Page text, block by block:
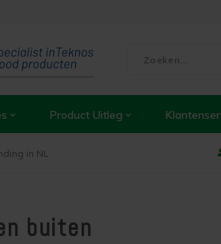
Product Uitleg
in NL
buiten